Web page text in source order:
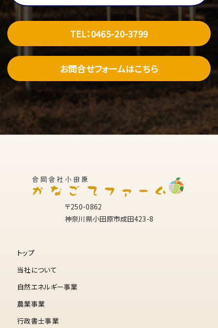
TEL：0465-20-3799
お問合せフォームはこちら
〒250-0862
神奈川県小田原市成田423-8
トップ
当社について
自然エネルギー事業
農業事業
行政書士事業